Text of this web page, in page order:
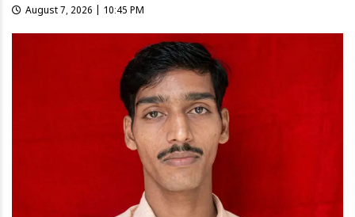
August 7, 2026 | 10:45 PM